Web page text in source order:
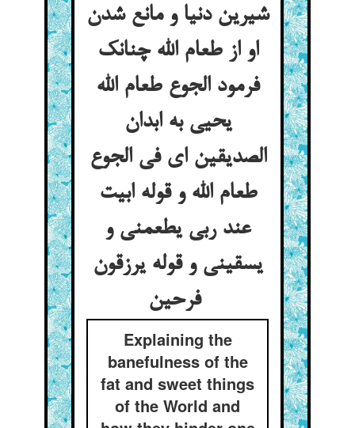
شیرین دنیا و مانع شدن
او از طعام الله چنانک
فرمود الجوع طعام الله
یحیی به ابدان
الصدیقین ای فی الجوع
طعام الله و قوله ابیت
عند ربی یطعمنی و
یسقینی و قوله یرزقون
فرحین
Explaining the
banefulness of the
fat and sweet things
of the World and